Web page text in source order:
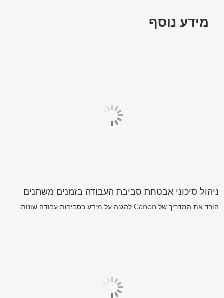
מידע נוסף
ניהול סיכוני אבטחת סביבת העבודה בזמנים משתנים
הורד את המדריך של Canon להגנה על מידע בסביבות עבודה שונות.